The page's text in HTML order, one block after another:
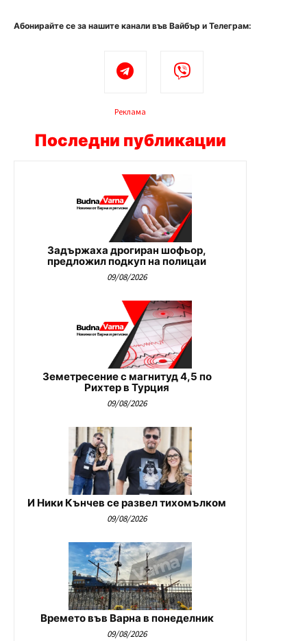
Абонирайте се за нашите канали във Вайбър и Телеграм:
Реклама
Последни публикации
Задържаха дрогиран шофьор,
предложил подкуп на полицаи
09/08/2026
Земетресение с магнитуд 4,5 по
Рихтер в Турция
09/08/2026
И Ники Кънчев се развел тихомълком
09/08/2026
Времето във Варна в понеделник
09/08/2026